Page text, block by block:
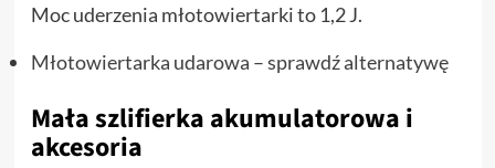
Moc uderzenia młotowiertarki to 1,2 J.
Młotowiertarka udarowa – sprawdź alternatywę
Mała szlifierka akumulatorowa i
akcesoria